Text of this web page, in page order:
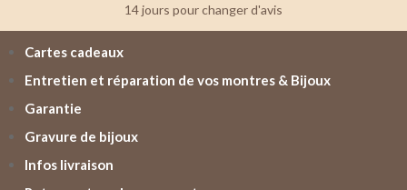
14 jours pour changer d'avis
Cartes cadeaux
Entretien et réparation de vos montres & Bijoux
Garantie
Gravure de bijoux
Infos livraison